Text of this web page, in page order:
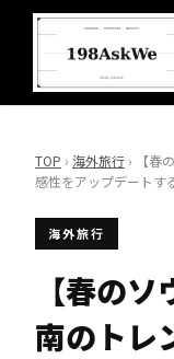
TOP › 海外旅行 › 【春
感性をアップデートす
海外旅行
【春の
南のトレ